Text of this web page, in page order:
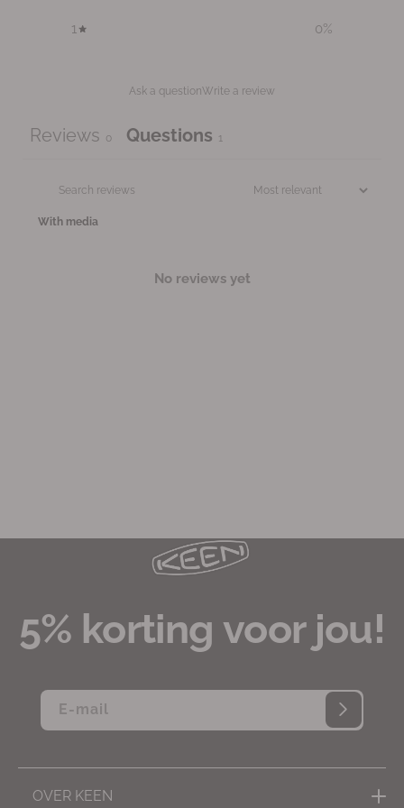
1 0%
Ask a questionWrite a review
Reviews 0 Questions 1
With media
No reviews yet
5% korting voor jou!
E‑mail
OVER KEEN